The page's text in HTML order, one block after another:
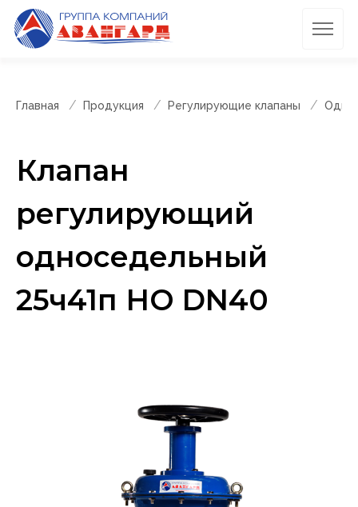
Главная Продукция Регулирующие клапаны
Клапан
регулирующий
односедельный
25ч41п НО DN40